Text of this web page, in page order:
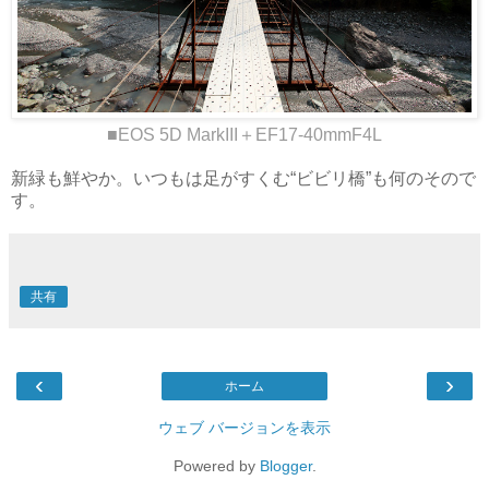
■EOS 5D MarkIII＋EF17-40mmF4L
新緑も鮮やか。いつもは足がすくむ“ビビリ橋”も何のそので
す。
共有
‹ ›
ホーム
ウェブ バージョンを表示
Powered by Blogger.